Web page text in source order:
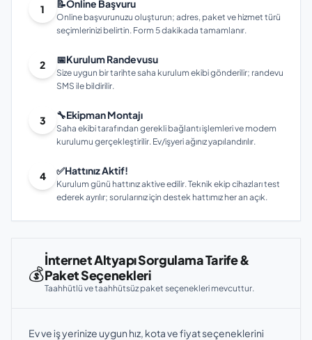
1 📝Online Başvuru
Online başvurunuzu oluşturun; adres, paket ve hizmet türü
seçimlerinizi belirtin. Form 5 dakikada tamamlanır.
2 📅Kurulum Randevusu
Size uygun bir tarihte saha kurulum ekibi gönderilir; randevu
SMS ile bildirilir.
3 🔧Ekipman Montajı
Saha ekibi tarafından gerekli bağlantı işlemleri ve modem
kurulumu gerçekleştirilir. Ev/işyeri ağınız yapılandırılır.
4 ✅Hattınız Aktif!
Kurulum günü hattınız aktive edilir. Teknik ekip cihazları test
ederek ayrılır; sorularınız için destek hattımız her an açık.
💰
İnternet Altyapı Sorgulama Tarife &
Paket Seçenekleri
Taahhütlü ve taahhütsüz paket seçenekleri mevcuttur.
Ev ve iş yerinize uygun hız, kota ve fiyat seçeneklerini